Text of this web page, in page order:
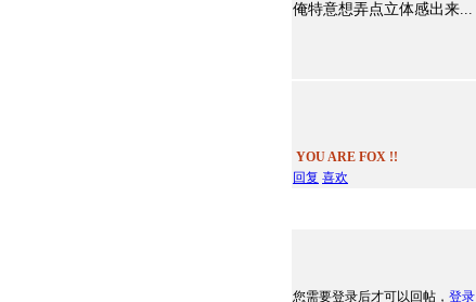
俺特意想弄点立体感出来...
YOU ARE FOX !!
回复 喜欢
您需要登录后才可以回帖， 登录